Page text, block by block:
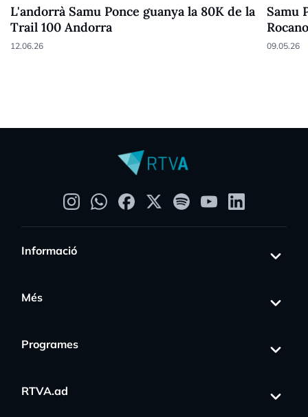
L'andorrà Samu Ponce guanya la 80K de la
Trail 100 Andorra
12.06.26
Samu
09.05.26
Informació
Més
Programes
RTVA.ad